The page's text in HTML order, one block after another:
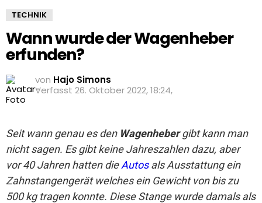
TECHNIK
Wann wurde der Wagenheber
erfunden?
von Hajo Simons
26. Oktober 2022, 18:24
Seit wann genau es den Wagenhebergibt kann man
nicht sagen. Es gibt keine Jahreszahlen dazu, aber
vor 40 Jahren hatten dieAutosals Ausstattung ein
Zahnstangengerät welches ein Gewicht von bis zu
500 kg tragen konnte. Diese Stange wurde damals als